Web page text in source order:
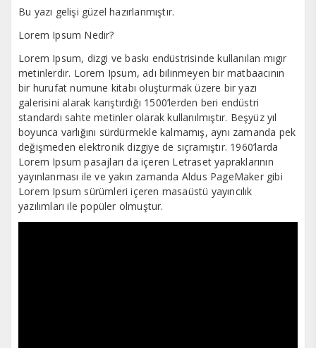
Bu yazı gelişi güzel hazırlanmıştır.
Lorem Ipsum Nedir?
Lorem Ipsum, dizgi ve baskı endüstrisinde kullanılan mıgır
metinlerdir. Lorem Ipsum, adı bilinmeyen bir matbaacının
bir hurufat numune kitabı oluşturmak üzere bir yazı
galerisini alarak karıştırdığı 1500’lerden beri endüstri
standardı sahte metinler olarak kullanılmıştır. Beşyüz yıl
boyunca varlığını sürdürmekle kalmamış, aynı zamanda pek
değişmeden elektronik dizgiye de sıçramıştır. 1960’larda
Lorem Ipsum pasajları da içeren Letraset yapraklarının
yayınlanması ile ve yakın zamanda Aldus PageMaker gibi
Lorem Ipsum sürümleri içeren masaüstü yayıncılık
yazılımları ile popüler olmuştur.